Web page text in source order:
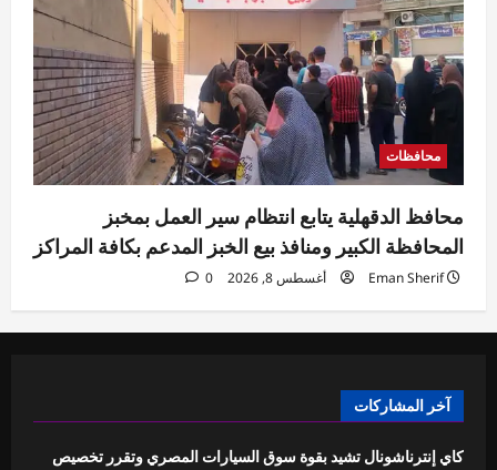
محافظات
محافظ الدقهلية يتابع انتظام سير العمل بمخبز
المحافظة الكبير ومنافذ بيع الخبز المدعم بكافة المراكز
Eman Sherif أغسطس 8, 2026 0
آخر المشاركات
كاي إنترناشونال تشيد بقوة سوق السيارات المصري وتقرر تخصيص